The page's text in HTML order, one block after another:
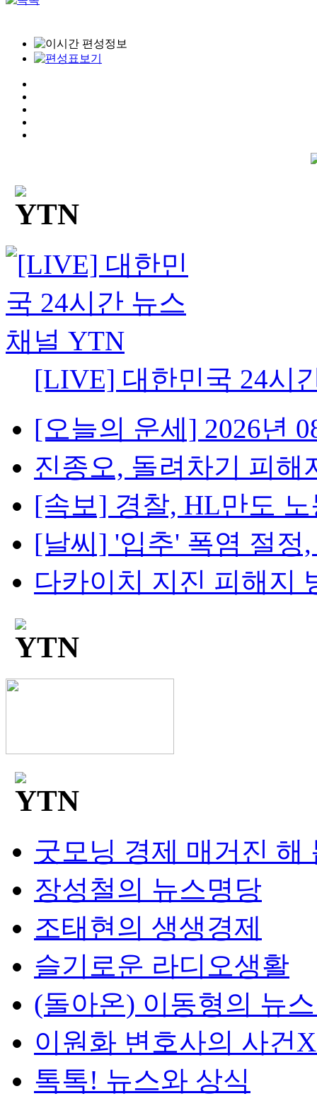
[LIVE] 대한민국 24시
[오늘의 운세] 2026년
진종오, 돌려차기 피해
[속보] 경찰, HL만도
[날씨] '입추' 폭염 절정,
다카이치 지진 피해지
굿모닝 경제 매거진 해
장성철의 뉴스명당
조태현의 생생경제
슬기로운 라디오생활
(돌아온) 이동형의 뉴
이원화 변호사의 사건
톡톡! 뉴스와 상식